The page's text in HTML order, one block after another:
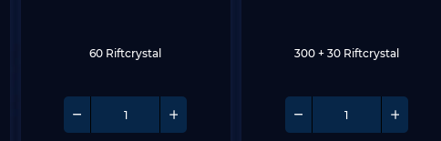
60 Riftcrystal 300 + 30 Riftcrystal